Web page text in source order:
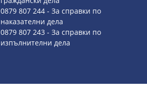
0879 807 244 - За справки по
наказателни дела
0879 807 243 - За справки по
изпълнителни дела